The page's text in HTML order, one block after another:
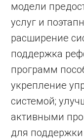
модели
услуг и
расширение
поддержка
программ
укрепление
системой;
активными
для